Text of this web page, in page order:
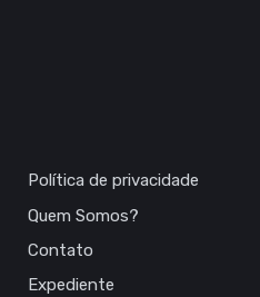
Política de privacidade
Quem Somos?
Contato
Expediente